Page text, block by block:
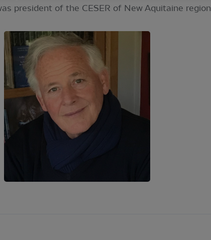
president of the CESER of New Aquitaine